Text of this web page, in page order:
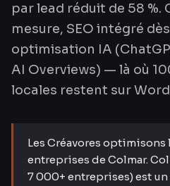
par lead réduit de 58 %.
mesure, SEO intégré
optimisation IA
AI Overviews) — là où
locales restent sur
Les Créavores optimisons
entreprises de Colmar.
7 000+ entreprises) est